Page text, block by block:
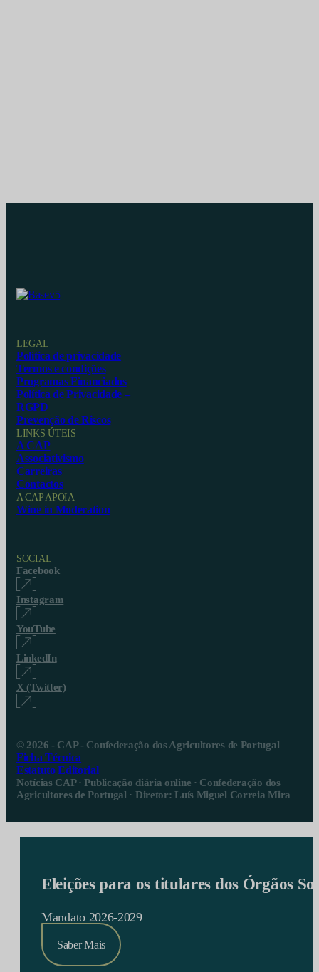
LEGAL
Política de privacidade
Termos e condições
Programas Financiados
Política de Privacidade –
RGPD
Prevenção de Riscos
LINKS ÚTEIS
A CAP
Associativismo
Carreiras
Contactos
A CAP APOIA
Wine in Moderation
SOCIAL
Facebook
Instagram
YouTube
LinkedIn
X (Twitter)
© 2026 - CAP - Confederação dos Agricultores de Portugal
Ficha Técnica
Estatuto Editorial
Notícias CAP · Publicação diária online · Confederação dos
Agricultores de Portugal · Diretor: Luís Miguel Correia Mira
Eleições para os titulares dos Órgãos
Mandato 2026-2029
Saber Mais